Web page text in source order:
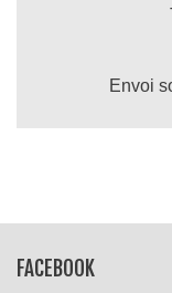
Envoi
FACEBOOK